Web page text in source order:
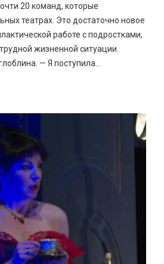
20 команд, которые
театрах. Это достаточно новое
работе с подростками,
жизненной ситуации.
— Я поступила...